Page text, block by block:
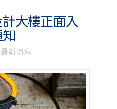
大樓正面入
最新消息